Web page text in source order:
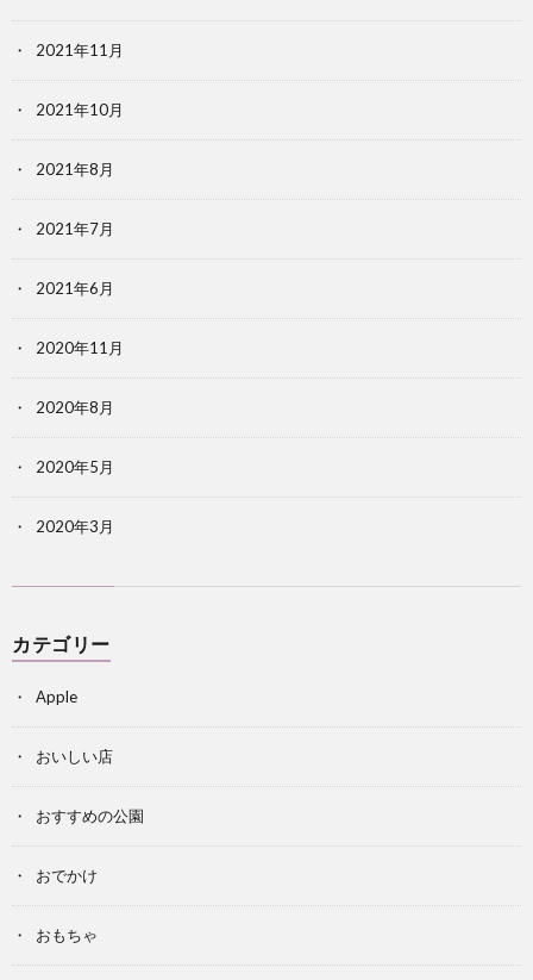
2021年11月
2021年10月
2021年8月
2021年7月
2021年6月
2020年11月
2020年8月
2020年5月
2020年3月
カテゴリー
Apple
おいしい店
おすすめの公園
おでかけ
おもちゃ